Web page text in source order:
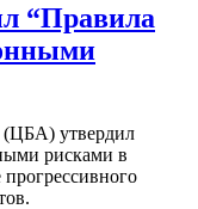
“Правила
(ЦБА) утвердил
рисками в
прогрессивного